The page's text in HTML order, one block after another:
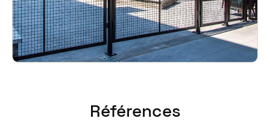
Références